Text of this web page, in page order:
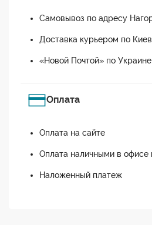
Самовывоз по адресу
Доставка курьером по
«Новой Почтой» по Украине
Оплата
Оплата на сайте
Оплата наличными в офисе
Наложенный платеж